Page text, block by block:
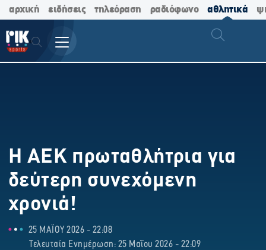
αρχική ειδήσεις τηλεόραση ραδιόφωνο αθλητικά
Η ΑΕΚ πρωταθλήτρια για
δεύτερη συνεχόμενη
χρονιά!
25 ΜΑΪΟΥ 2026 - 22:08
Τελευταία Ενημέρωση: 25 Μαΐου 2026 - 22:09